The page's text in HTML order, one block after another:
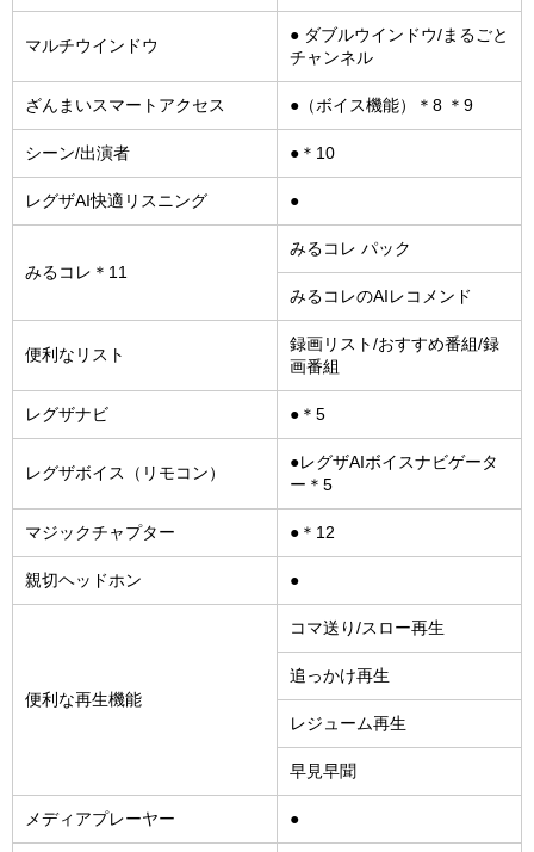
マルチウインドウ
● ダブルウインドウ/まるごと
チャンネル
ざんまいスマートアクセス ●（ボイス機能）＊8 ＊9
シーン/出演者 ●＊10
レグザAI快適リスニング ●
みるコレ＊11
みるコレ パック
みるコレのAIレコメンド
便利なリスト
録画リスト/おすすめ番組/録
画番組
レグザナビ ●＊5
レグザボイス（リモコン）
●レグザAIボイスナビゲータ
ー＊5
マジックチャプター ●＊12
親切ヘッドホン ●
便利な再生機能
コマ送り/スロー再生
追っかけ再生
レジューム再生
早見早聞
メディアプレーヤー ●